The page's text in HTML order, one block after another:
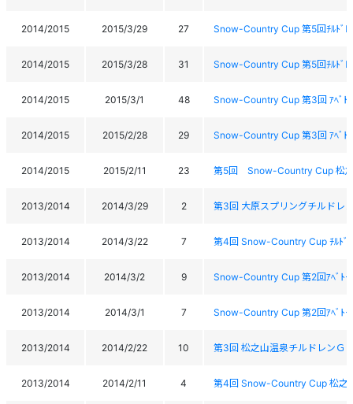
2014/2015 2015/3/29 27 Snow-Country Cup 第5回ﾁﾙﾄﾞﾚ
2014/2015 2015/3/28 31 Snow-Country Cup 第5回ﾁﾙﾄﾞﾚ
2014/2015 2015/3/1 48 Snow-Country Cup 第3回 ｱﾍﾞﾄ
2014/2015 2015/2/28 29 Snow-Country Cup 第3回 ｱﾍﾞﾄ
2014/2015 2015/2/11 23 第5回 Snow-Country Cup 松
2013/2014 2014/3/29 2 第3回 大原スプリングチルドレ
2013/2014 2014/3/22 7 第4回 Snow-Country Cup ﾁﾙﾄﾞ
2013/2014 2014/3/2 9 Snow-Country Cup 第2回ｱﾍﾞﾄｰ
2013/2014 2014/3/1 7 Snow-Country Cup 第2回ｱﾍﾞﾄｰ
2013/2014 2014/2/22 10 第3回 松之山温泉チルドレンＧ
2013/2014 2014/2/11 4 第4回 Snow-Country Cup 松之